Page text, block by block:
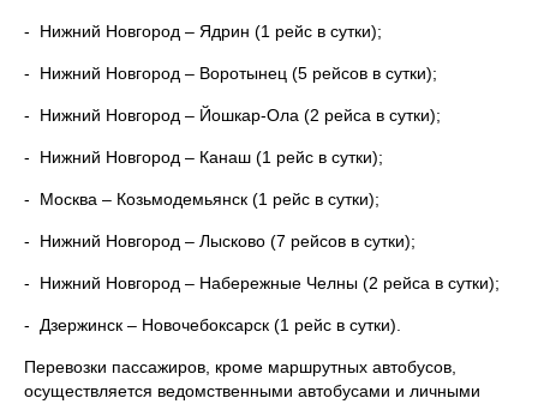
- Нижний Новгород – Ядрин (1 рейс в сутки);
- Нижний Новгород – Воротынец (5 рейсов в сутки);
- Нижний Новгород – Йошкар-Ола (2 рейса в сутки);
- Нижний Новгород – Канаш (1 рейс в сутки);
- Москва – Козьмодемьянск (1 рейс в сутки);
- Нижний Новгород – Лысково (7 рейсов в сутки);
- Нижний Новгород – Набережные Челны (2 рейса в сутки);
- Дзержинск – Новочебоксарск (1 рейс в сутки).
Перевозки пассажиров, кроме маршрутных автобусов,
осуществляется ведомственными автобусами и личными